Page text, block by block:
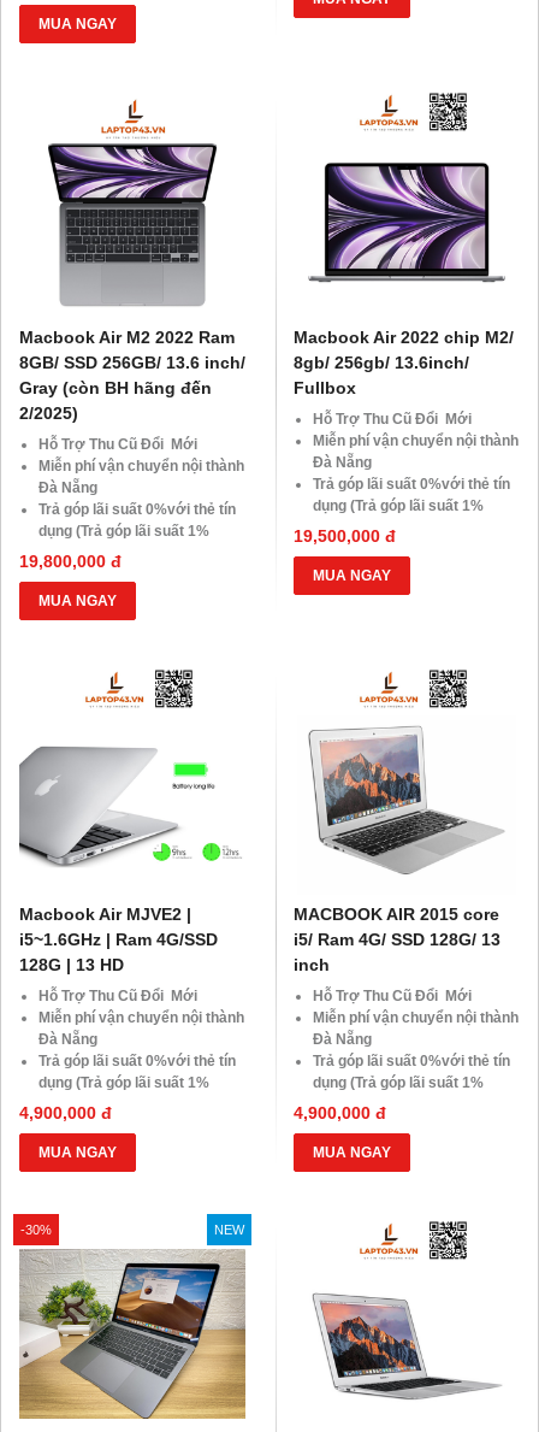
Giảm 20%khi nâng cấp Ram-
SSD
10.000 Voucher Giảm
Giá 500.000đ
MUA NGAY
SSD
Giá 500.000đ
Macbook Air M2 2022 Ram
8GB/ SSD 256GB/ 13.6 inch/
Gray (còn BH hãng đến
2/2025)
Hỗ Trợ Thu Cũ Đổi Mới
Miễn phí vận chuyển nội thành
Đà Nẵng
Trả góp lãi suất 0%với thẻ tín
dụng (Trả góp lãi suất 1%
HDsaison - chỉ cần CMND
BLX hoặc hộ khẩu gốc )
Giảm 20%khi nâng cấp Ram-
SSD
10.000 Voucher Giảm
Giá 500.000đ
19,800,000 đ
MUA NGAY
Macbook Air 2022 chip M2/
8gb/ 256gb/ 13.6inch/
Fullbox
Hỗ Trợ Thu Cũ Đổi Mới
Miễn phí vận chuyển nội thành
Đà Nẵng
Trả góp lãi suất 0%với thẻ tín
dụng (Trả góp lãi suất 1%
HDsaison - chỉ cần CMND
BLX hoặc hộ khẩu gốc )
Giảm 20%khi nâng cấp Ram-
SSD
Giá 500.000đ
19,500,000 đ
MUA NGAY
Macbook Air MJVE2 |
i5~1.6GHz | Ram 4G/SSD
128G | 13 HD
Hỗ Trợ Thu Cũ Đổi Mới
Miễn phí vận chuyển nội thành
Đà Nẵng
Trả góp lãi suất 0%với thẻ tín
dụng (Trả góp lãi suất 1%
HDsaison - chỉ cần CMND
BLX hoặc hộ khẩu gốc )
Giảm 20%khi nâng cấp Ram-
SSD
khách hàng ở xa, HSSV . Săn
10.000 Voucher Giảm
Giá 500.000đ
4,900,000 đ
MUA NGAY
MACBOOK AIR 2015 core
i5/ Ram 4G/ SSD 128G/ 13
inch
Hỗ Trợ Thu Cũ Đổi Mới
Miễn phí vận chuyển nội thành
Đà Nẵng
Trả góp lãi suất 0%với thẻ tín
dụng (Trả góp lãi suất 1%
HDsaison - chỉ cần CMND
BLX hoặc hộ khẩu gốc )
Giảm 20%khi nâng cấp Ram-
SSD
10.000 Voucher Giảm
Giá 500.000đ
4,900,000 đ
MUA NGAY
-30% NEW